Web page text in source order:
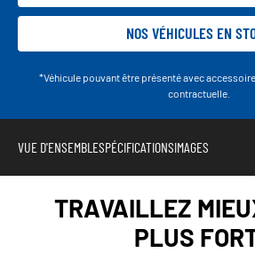
NOS VÉHICULES EN
*Véhicule pouvant être présenté avec
contractuelle.
VUE D'ENSEMBLESPÉCIFICATIONSIMAGES
TRAVAILLEZ
PLUS